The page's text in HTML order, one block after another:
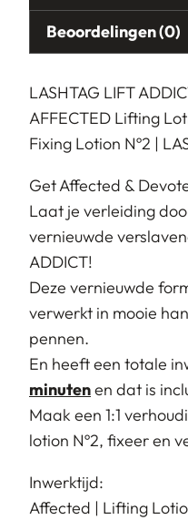
Beoordelingen (0)
LASHTAG LIFT
AFFECTED Lifting
Fixing Lotion Nº2 |
Get Affected &
Laat je verleiding
vernieuwde
ADDICT!
Deze vernieuwde
verwerkt in mooie
pennen.
En heeft een totale
minutenen dat is
Maak een 1:1
lotion Nº2, fixeer en
Inwerktijd:
Affected | Lifting